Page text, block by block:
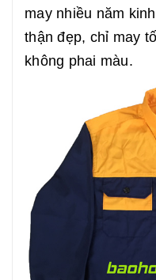
may nhiều năm
thận đẹp, chỉ may
không phai màu.